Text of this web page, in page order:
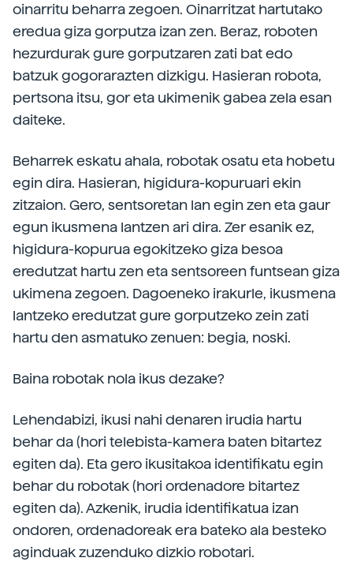
oinarritu beharra zegoen. Oinarritzat hartutako
eredua giza gorputza izan zen. Beraz, roboten
hezurdurak gure gorputzaren zati bat edo
batzuk gogorarazten dizkigu. Hasieran robota,
pertsona itsu, gor eta ukimenik gabea zela esan
daiteke.
Beharrek eskatu ahala, robotak osatu eta hobetu
egin dira. Hasieran, higidura-kopuruari ekin
zitzaion. Gero, sentsoretan lan egin zen eta gaur
egun ikusmena lantzen ari dira. Zer esanik ez,
higidura-kopurua egokitzeko giza besoa
eredutzat hartu zen eta sentsoreen funtsean giza
ukimena zegoen. Dagoeneko irakurle, ikusmena
lantzeko eredutzat gure gorputzeko zein zati
hartu den asmatuko zenuen: begia, noski.
Baina robotak nola ikus dezake?
Lehendabizi, ikusi nahi denaren irudia hartu
behar da (hori telebista-kamera baten bitartez
egiten da). Eta gero ikusitakoa identifikatu egin
behar du robotak (hori ordenadore bitartez
egiten da). Azkenik, irudia identifikatua izan
ondoren, ordenadoreak era bateko ala besteko
aginduak zuzenduko dizkio robotari.